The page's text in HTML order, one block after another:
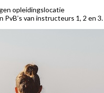
opleidingslocatie
van instructeurs 1, 2 en 3.